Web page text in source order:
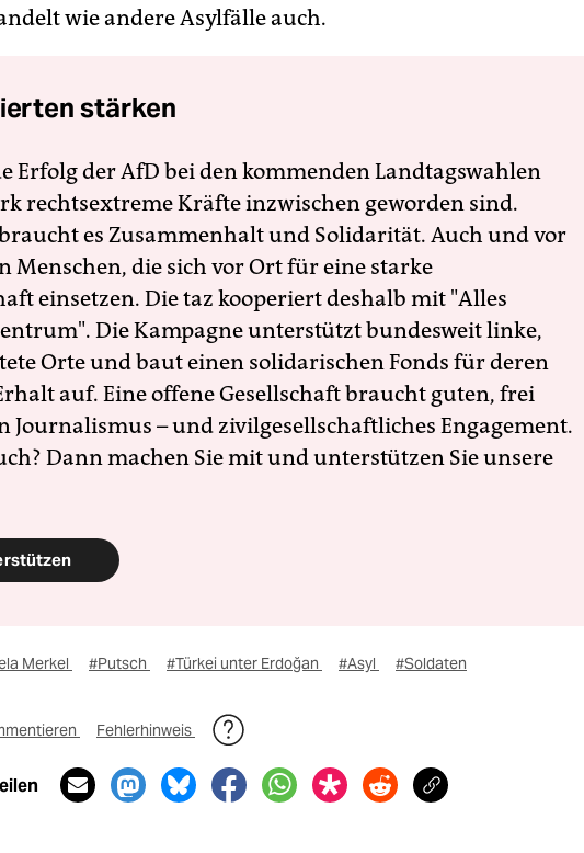
wie andere Asylfälle auch.
stärken
Erfolg der AfD bei den kommenden Landtagswahlen
rechtsextreme Kräfte inzwischen geworden sind.
es Zusammenhalt und Solidarität. Auch und vor
Menschen, die sich vor Ort für eine starke
einsetzen. Die taz kooperiert deshalb mit "Alles
Die Kampagne unterstützt bundesweit linke,
Orte und baut einen solidarischen Fonds für deren
auf. Eine offene Gesellschaft braucht guten, frei
Journalismus – und zivilgesellschaftliches Engagement.
Dann machen Sie mit und unterstützen Sie unsere
Merkel #Putsch #Türkei unter Erdoğan #Asyl #Soldaten
Fehlerhinweis